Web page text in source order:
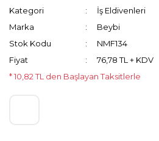
Kategori
İş Eldivenleri
Marka
Beybi
Stok Kodu
NMF134
Fiyat
76,78 TL + KDV
* 10,82 TL den Başlayan Taksitlerle